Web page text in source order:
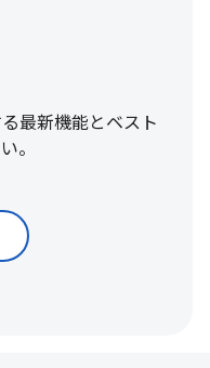
最新機能とベスト
。